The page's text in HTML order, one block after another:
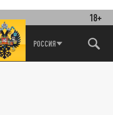
18+
РОССИЯ